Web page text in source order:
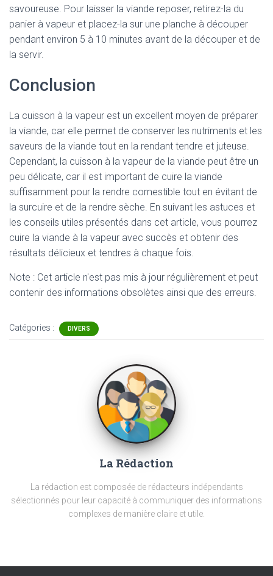
savoureuse. Pour laisser la viande reposer, retirez-la du
panier à vapeur et placez-la sur une planche à découper
pendant environ 5 à 10 minutes avant de la découper et de
la servir.
Conclusion
La cuisson à la vapeur est un excellent moyen de préparer
la viande, car elle permet de conserver les nutriments et les
saveurs de la viande tout en la rendant tendre et juteuse.
Cependant, la cuisson à la vapeur de la viande peut être un
peu délicate, car il est important de cuire la viande
suffisamment pour la rendre comestible tout en évitant de
la surcuire et de la rendre sèche. En suivant les astuces et
les conseils utiles présentés dans cet article, vous pourrez
cuire la viande à la vapeur avec succès et obtenir des
résultats délicieux et tendres à chaque fois.
Note : Cet article n'est pas mis à jour régulièrement et peut
contenir des informations obsolètes ainsi que des erreurs.
Catégories : DIVERS
La Rédaction
La rédaction est composée de rédacteurs indépendants
sélectionnés pour leur capacité à communiquer des informations
complexes de manière claire et utile.